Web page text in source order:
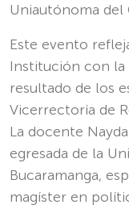
Uniautónoma del
Este evento
Institución con la
resultado de los
Vicerrectoría de
La docente
egresada de la
Bucaramanga,
magíster en